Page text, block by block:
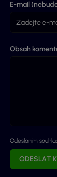
E-mail
Obsah
Odeslaním
ODESLAT